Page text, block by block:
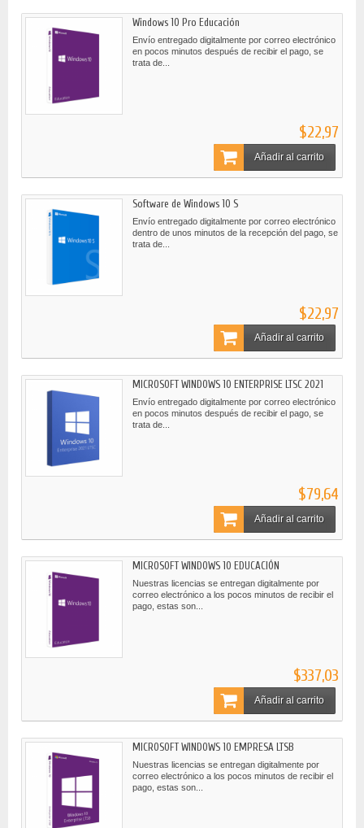
Windows 10 Pro Educación
Envío entregado digitalmente por correo electrónico
en pocos minutos después de recibir el pago, se
trata de...
$22,97
Añadir al carrito
Software de Windows 10 S
Envío entregado digitalmente por correo electrónico
dentro de unos minutos de la recepción del pago, se
trata de...
$22,97
Añadir al carrito
MICROSOFT WINDOWS 10 ENTERPRISE LTSC 2021
Envío entregado digitalmente por correo electrónico
en pocos minutos después de recibir el pago, se
trata de...
$79,64
Añadir al carrito
MICROSOFT WINDOWS 10 EDUCACIÓN
Nuestras licencias se entregan digitalmente por
correo electrónico a los pocos minutos de recibir el
pago, estas son...
$337,03
Añadir al carrito
MICROSOFT WINDOWS 10 EMPRESA LTSB
Nuestras licencias se entregan digitalmente por
correo electrónico a los pocos minutos de recibir el
pago, estas son...